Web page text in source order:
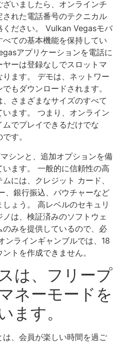
いましたら、オンラインチ
れた電話番号のテクニカル
ださい。 Vulkan Vegasモバ
ての基本機能を保持してい
アプリケーションを電話に
ーは登録なしでスロットマ
ます。 デモは、ネットワー
もダウンロードされます。
さまざまなサイズのすべて
ます。 つまり、オンライン
でプレイできるだけでな
す。
シンと、追加オプションを備
ます。 一般的に信頼性の高
には、クレジット カード、
、銀行振込、バウチャーなど
ょう。 高レベルのセキュリ
は、検証済みのソフトウェ
みを提供しているので、必
ンラインギャンブルでは、18
トを作成できません。
は、フリープ
ネーモードを
ます。
、会員が楽しい時間を過ご